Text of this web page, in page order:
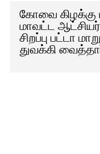
கோவை
மாவட்ட ஆட்சியர்
சிறப்பு பட்டா
துவக்கி